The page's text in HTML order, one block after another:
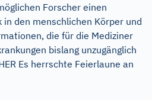
Forscher einen
den menschlichen Körper und
die für die Mediziner
bislang unzugänglich
Es herrschte Feierlaune an